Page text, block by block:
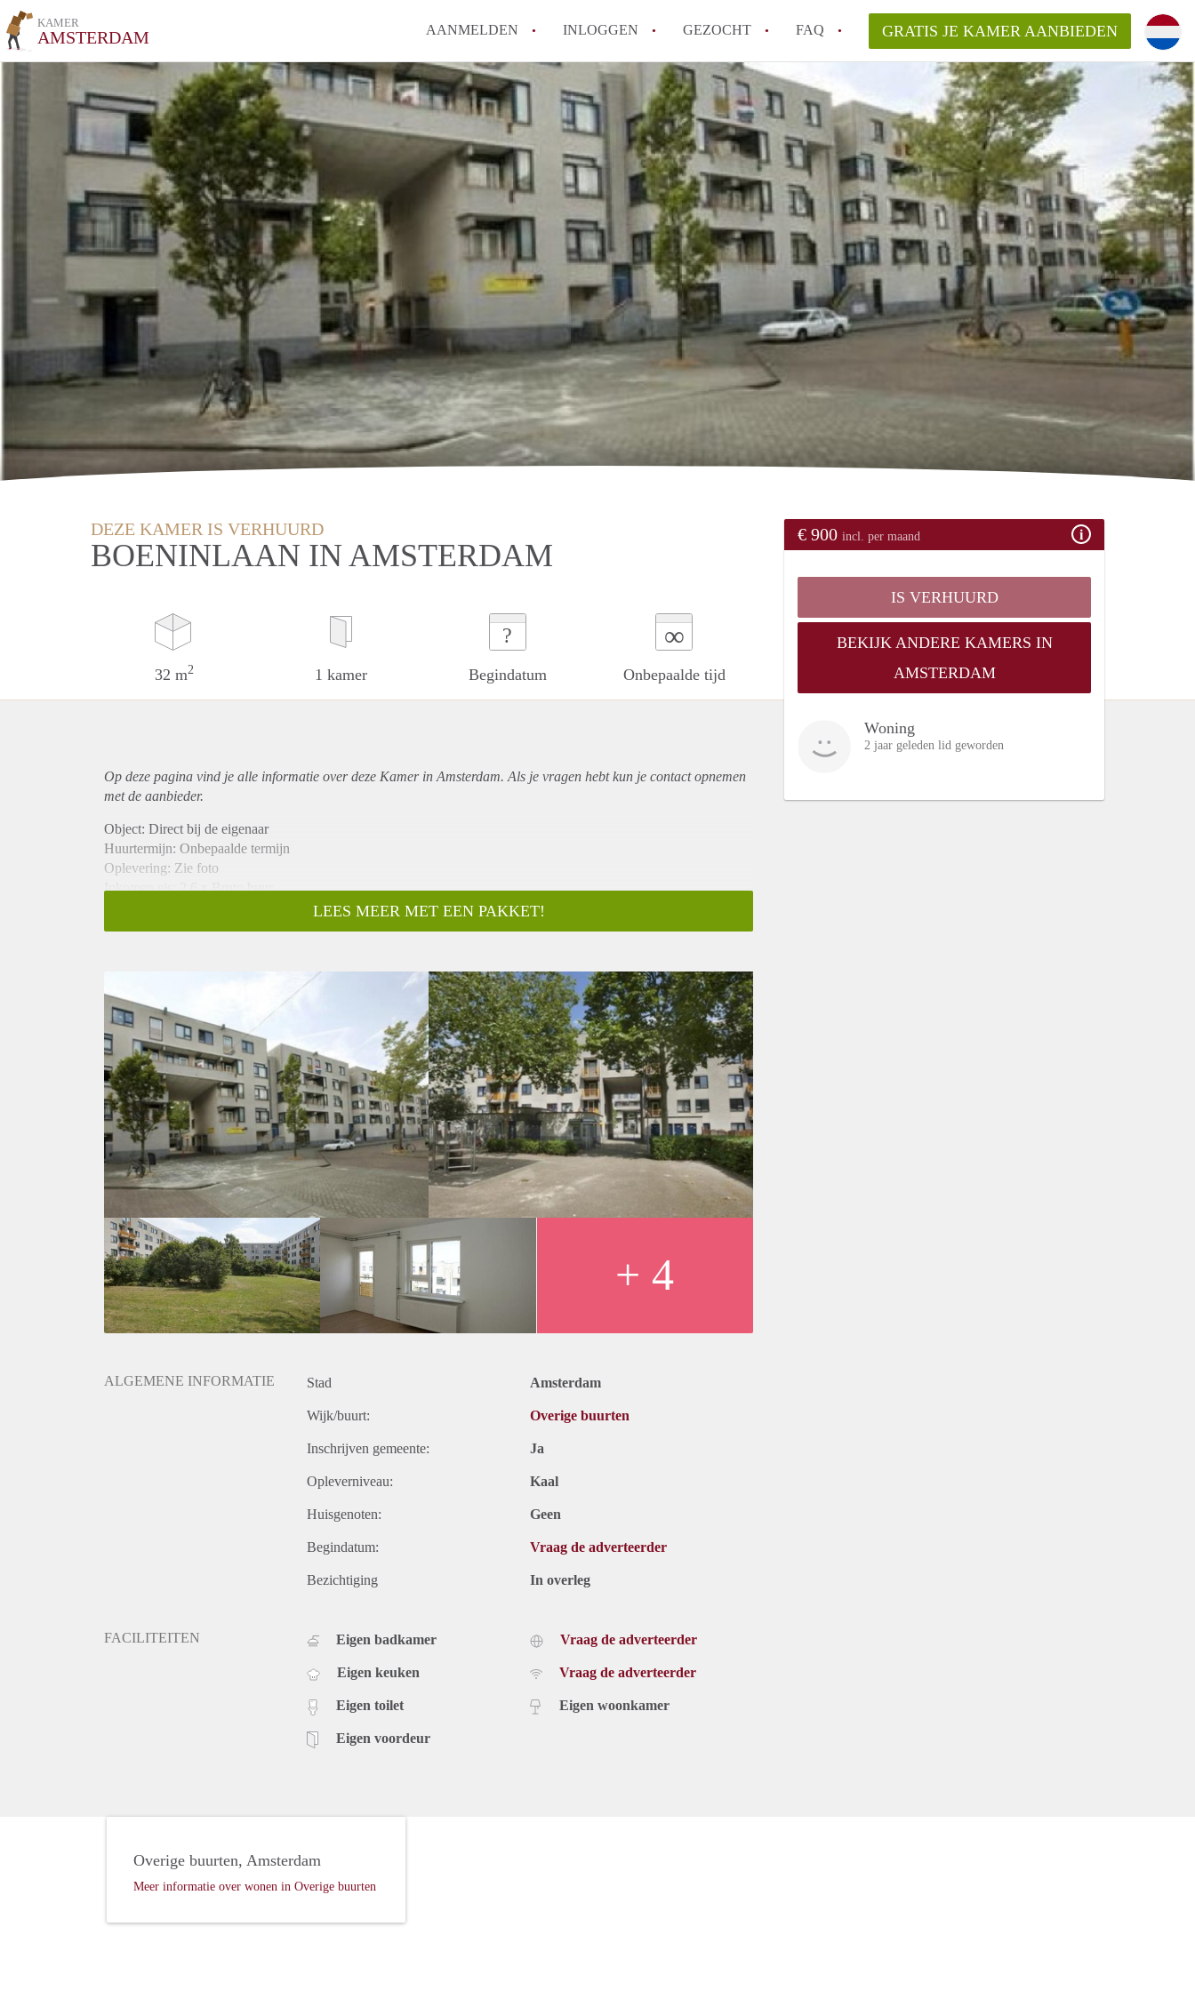
KAMER
AMSTERDAM AANMELDEN INLOGGEN GEZOCHT FAQ
Wat is het puntensysteem voor een onzelfstandige woonruimte (kamer) in
Amsterdam?
Wat zijn de opzegtermijnen bij een kamer in Amsterdam?
Wat zijn de populairste zoektermen voor een kamer in Amsterdam en wat
betekent dit voor jou als zoeker?
Wat is een studentenkamer in Amsterdam?
Waarom geen bemiddelingskosten voor de huurder?
Alle veelgestelde vragen
GRATIS JE KAMER AANBIEDEN
DEZE KAMER IS VERHUURD
BOENINLAAN IN AMSTERDAM
32 m2 1 kamer
?
Begindatum
∞
Onbepaalde tijd
€ 900 incl. per maand
IS VERHUURD
BEKIJK ANDERE KAMERS IN
AMSTERDAM
Woning
2 jaar geleden lid geworden
Op deze pagina vind je alle informatie over deze Kamer in Amsterdam. Als je vragen hebt kun je contact opnemen
met de aanbieder.
Object: Direct bij de eigenaar
Huurtermijn: Onbepaalde termijn
Oplevering: Zie foto
Inkomen eis: 2,6 x Bruto huur
Borg: 1 Maand
Huisdieren toegestaan: Afhankelijk van de Eigenaar
Huurtoeslag grens: Nee
Geschikt voor studenten: Afhankelijk van de Eigenaar
LEES MEER MET EEN PAKKET!
+ 4
ALGEMENE INFORMATIE Stad Amsterdam
Wijk/buurt: Overige buurten
Inschrijven gemeente: Ja
Opleverniveau: Kaal
Huisgenoten: Geen
Begindatum: Vraag de adverteerder
Bezichtiging In overleg
FACILITEITEN Eigen badkamer
Eigen keuken
Eigen toilet
Eigen voordeur
Vraag de adverteerder
Vraag de adverteerder
Eigen woonkamer
Overige buurten, Amsterdam
Meer informatie over wonen in Overige buurten